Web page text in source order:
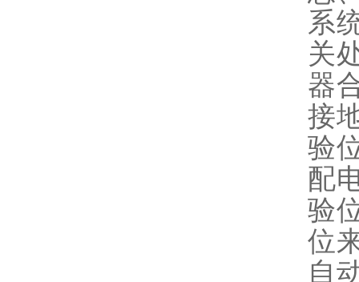
系
关
器
接
验
配
验
位
自